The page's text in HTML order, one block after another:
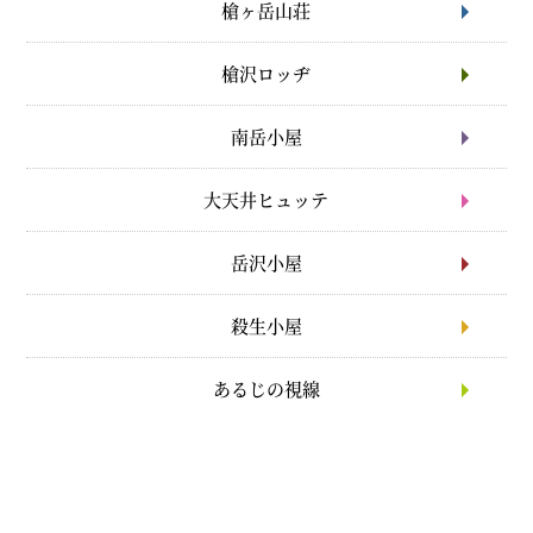
槍ヶ岳山荘
槍沢ロッヂ
南岳小屋
大天井ヒュッテ
岳沢小屋
殺生小屋
あるじの視線